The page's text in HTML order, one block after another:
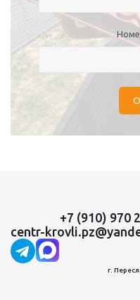
+7 (910) 970
centr-
г.